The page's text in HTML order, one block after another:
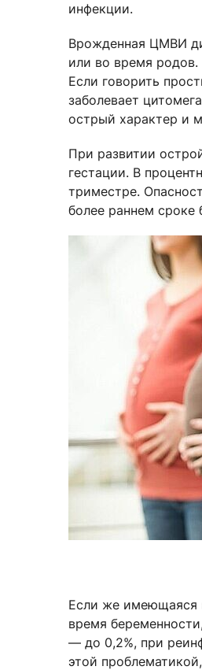
инфекции.
Врожденная ЦМВИ
или во время
Если говорить
заболевает
острый характер и
При развитии
гестации. В
триместре.
более раннем сроке
Если же имеющаяся
время
— до 0,2%, при
этой